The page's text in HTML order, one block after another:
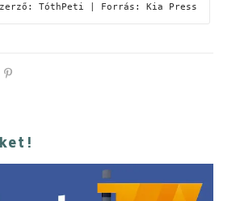
TóthPeti | Forrás: Kia Press